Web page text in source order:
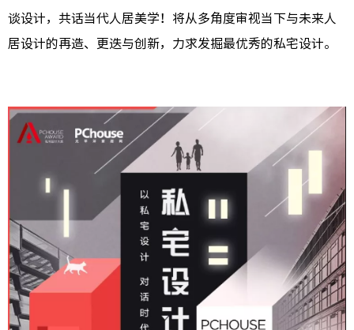
谈设计，共话当代人居美学！将从多角度审视当下与未来人
居设计的再造、更迭与创新，力求发掘最优秀的私宅设计。